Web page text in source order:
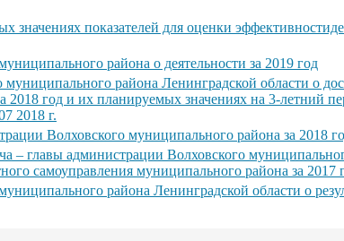
значениях показателей для оценки
района о деятельности за 2019 год
района Ленинградской области о
2018 год и их планируемых значениях на 3-летний
2018 г.
Волховского муниципального района за 2018
– главы администрации Волховского
самоуправления муниципального района за
района Ленинградской области о